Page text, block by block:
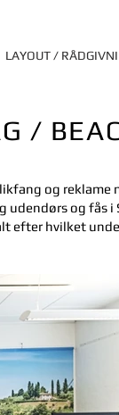
LAYOUT /
/
og reklame
og fås i
efter hvilket